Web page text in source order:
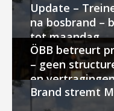
Update –
na bosbrand –
tot maandag
ÖBB betreurt
– geen
en
Brand stremt